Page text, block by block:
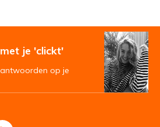
je 'clickt'
op je